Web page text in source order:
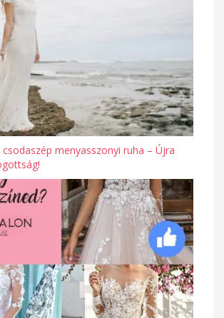
menyasszonyi ruha – Újra